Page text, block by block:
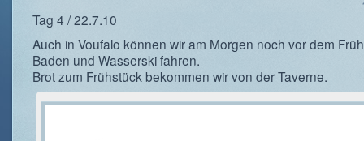
Tag 4 / 22.7.10
Auch in Voufalo können wir am Morgen noch vor dem
Baden und Wasserski fahren.
Brot zum Frühstück bekommen wir von der Taverne.